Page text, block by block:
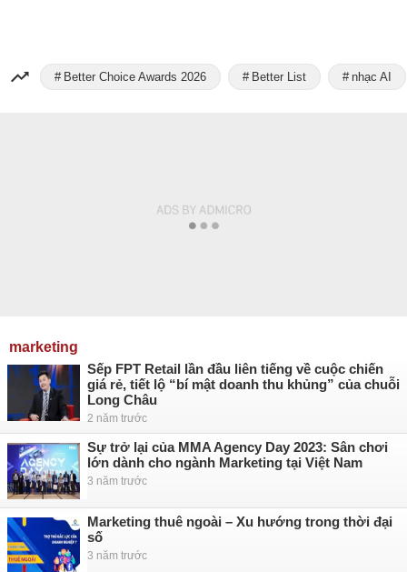
Better Choice Awards 2026 Better List nhạc AI
marketing
Sếp FPT Retail lần đầu liên tiếng về cuộc chiến
giá rẻ, tiết lộ “bí mật doanh thu khủng” của chuỗi
Long Châu
2 năm trước
Sự trở lại của MMA Agency Day 2023: Sân chơi
lớn dành cho ngành Marketing tại Việt Nam
3 năm trước
Marketing thuê ngoài – Xu hướng trong thời đại
số
3 năm trước